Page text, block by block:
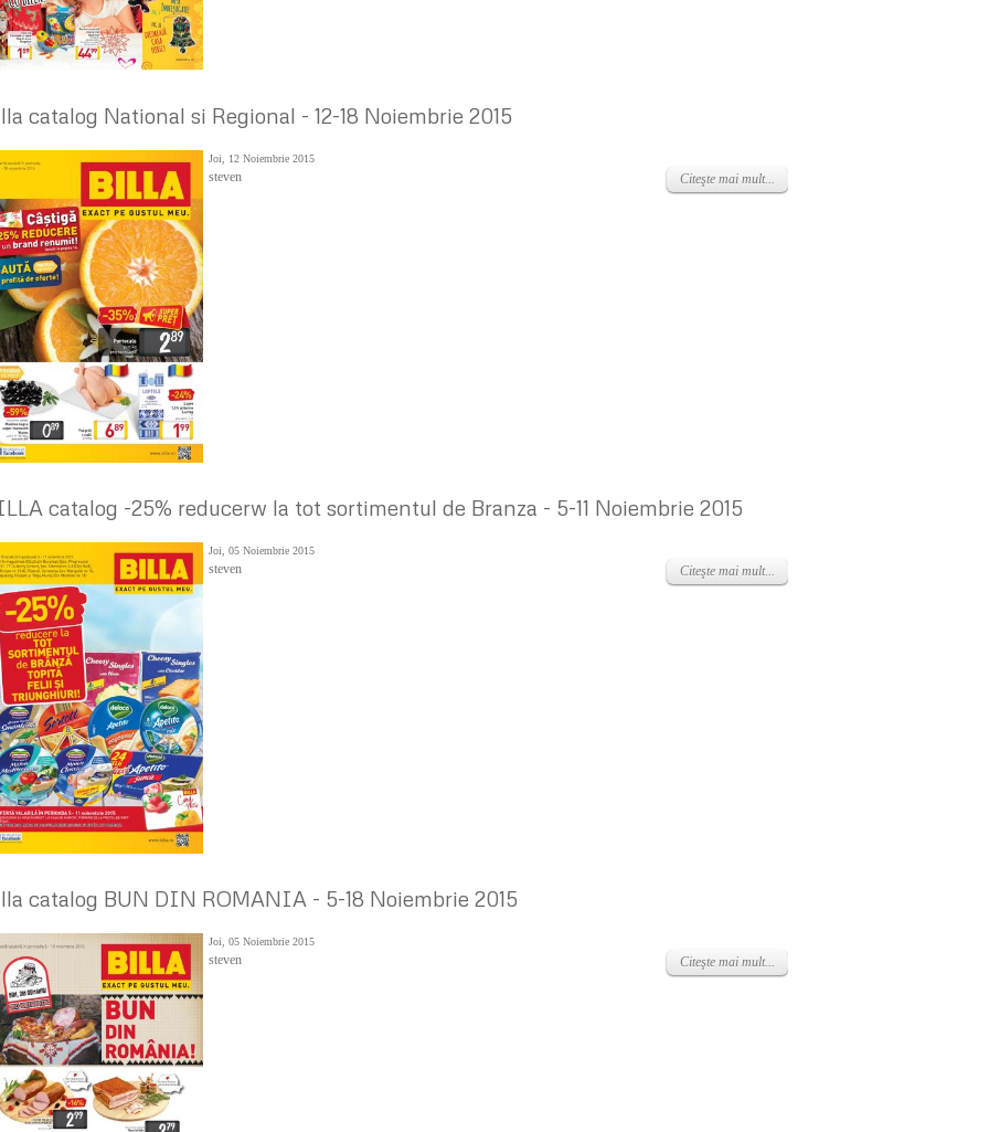
catalog National si Regional - 12-18 Noiembrie 2015
Joi, 12 Noiembrie 2015
steven Citeşte mai mult...
catalog -25% reducerw la tot sortimentul de Branza - 5-11 Noiembrie 2015
Joi, 05 Noiembrie 2015
steven Citeşte mai mult...
catalog BUN DIN ROMANIA - 5-18 Noiembrie 2015
Joi, 05 Noiembrie 2015
steven Citeşte mai mult...